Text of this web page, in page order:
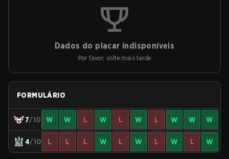
Dados do placar indisponíveis
Por favor, volte mais tarde
FORMULÁRIO
7/10 W W L W L W L W W W
4/10 L L L W L W L W L W